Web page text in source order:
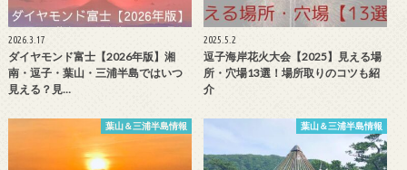
2026.3.17
ダイヤモンド富士【2026年版】湘
南・逗子・葉山・三浦半島ではいつ
見える？見…
2025.5.2
逗子海岸花火大会【2025】見える場
所・穴場13選！場所取りのコツも紹
介
葉山＆三浦半島情報 葉山＆三浦半島情報